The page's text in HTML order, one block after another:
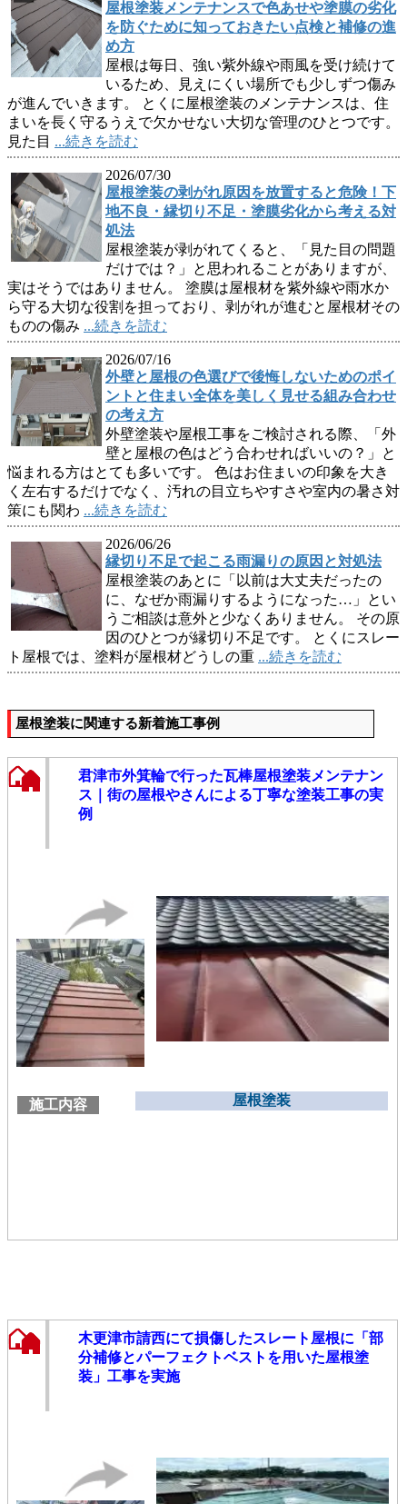
屋根塗装メンテナンスで色あせや塗膜の劣化
を防ぐために知っておきたい点検と補修の進
め方
屋根は毎日、強い紫外線や雨風を受け続けて
いるため、見えにくい場所でも少しずつ傷み
が進んでいきます。 とくに屋根塗装のメンテナンスは、住
まいを長く守るうえで欠かせない大切な管理のひとつです。
見た目 ...続きを読む
2026/07/30
屋根塗装の剥がれ原因を放置すると危険！下
地不良・縁切り不足・塗膜劣化から考える対
処法
屋根塗装が剥がれてくると、「見た目の問題
だけでは？」と思われることがありますが、
実はそうではありません。 塗膜は屋根材を紫外線や雨水か
ら守る大切な役割を担っており、剥がれが進むと屋根材その
ものの傷み ...続きを読む
2026/07/16
外壁と屋根の色選びで後悔しないためのポイ
ントと住まい全体を美しく見せる組み合わせ
の考え方
外壁塗装や屋根工事をご検討される際、「外
壁と屋根の色はどう合わせればいいの？」と
悩まれる方はとても多いです。 色はお住まいの印象を大き
く左右するだけでなく、汚れの目立ちやすさや室内の暑さ対
策にも関わ ...続きを読む
2026/06/26
縁切り不足で起こる雨漏りの原因と対処法
屋根塗装のあとに「以前は大丈夫だったの
に、なぜか雨漏りするようになった…」とい
うご相談は意外と少なくありません。 その原
因のひとつが縁切り不足です。 とくにスレー
ト屋根では、塗料が屋根材どうしの重 ...続きを読む
屋根塗装に関連する新着施工事例
君津市外箕輪で行った瓦棒屋根塗装メンテナン
ス｜街の屋根やさんによる丁寧な塗装工事の実
例
施工内容 屋根塗装
木更津市請西にて損傷したスレート屋根に「部
分補修とパーフェクトベストを用いた屋根塗
装」工事を実施